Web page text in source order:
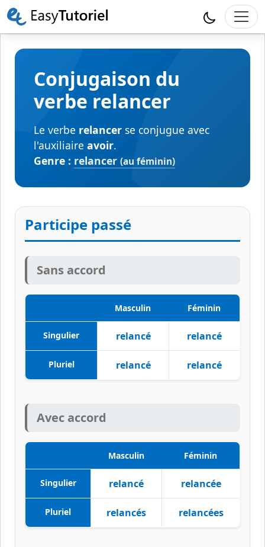
Conjugaison du
verbe relancer
Le verbe relancer se conjugue avec
l'auxiliaire avoir.
Genre : relancer (au féminin)
Participe passé
Sans accord
Masculin Féminin
Singulier relancé relancé
Pluriel relancé relancé
Avec accord
Masculin Féminin
Singulier relancé relancée
Pluriel relancés relancées